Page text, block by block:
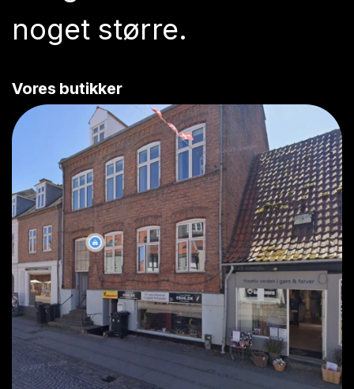
noget større.
Vores butikker